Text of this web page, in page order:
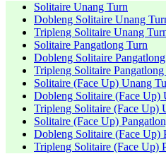
Solitaire Unang Turn
Dobleng Solitaire Unang
Tripleng Solitaire Unang
Solitaire Pangatlong Turn
Dobleng Solitaire
Tripleng Solitaire Pangatlong
Solitaire (Face Up) Unang
Dobleng Solitaire (Face Up)
Tripleng Solitaire (Face Up)
Solitaire (Face Up)
Dobleng Solitaire (Face Up)
Tripleng Solitaire (Face Up)